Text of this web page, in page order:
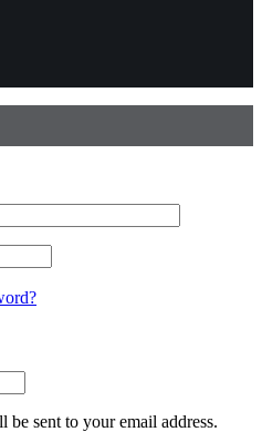
sent to your email address.